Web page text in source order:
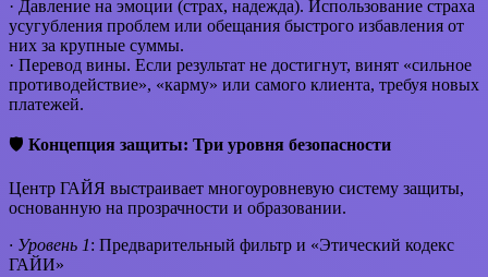
· Давление на эмоции (страх, надежда). Использование страха
усугубления проблем или обещания быстрого избавления от
них за крупные суммы.
· Перевод вины. Если результат не достигнут, винят «сильное
противодействие», «карму» или самого клиента, требуя новых
платежей.
🛡️ Концепция защиты: Три уровня безопасности
Центр ГАЙЯ выстраивает многоуровневую систему защиты,
основанную на прозрачности и образовании.
· Уровень 1: Предварительный фильтр и «Этический кодекс
ГАЙИ»